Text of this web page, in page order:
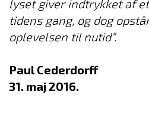
lyset giver indtrykket af
tidens gang, og dog
oplevelsen til nutid”.
Paul Cederdorff
31. maj 2016.